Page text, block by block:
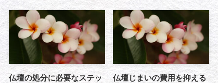
仏壇の処分に必要なステッ
仏壇じまいの費用を抑える